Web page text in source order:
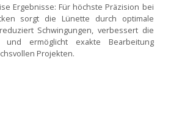
Ergebnisse: Für höchste Präzision bei
sorgt die Lünette durch optimale
Schwingungen, verbessert die
und ermöglicht exakte Bearbeitung
Projekten.